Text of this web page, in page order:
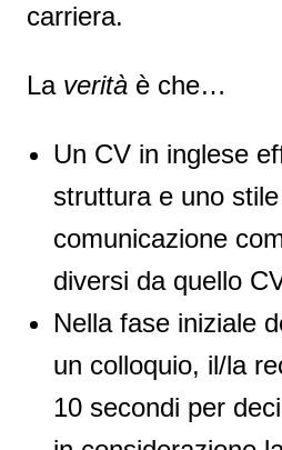
carriera.
La verità è che…
Un CV in inglese
struttura e uno
comunicazione
diversi da quello
Nella fase iniziale
un colloquio, il/la
10 secondi per